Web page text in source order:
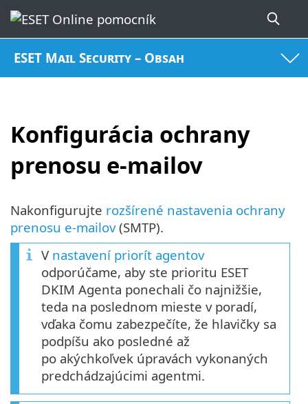
ESET Mail Security – Obsah
Konfigurácia ochrany
prenosu e‑mailov
Nakonfigurujte rozšírené nastavenia ochrany
prenosu e‑mailov(SMTP).
V nastavení priorít agentov
odporúčame, aby ste prioritu ESET
DKIM Agenta ponechali čo najnižšie,
teda na poslednom mieste v poradí,
vďaka čomu zabezpečíte, že hlavičky sa
podpíšu ako posledné až
po akýchkoľvek úpravách vykonaných
predchádzajúcimi agentmi.